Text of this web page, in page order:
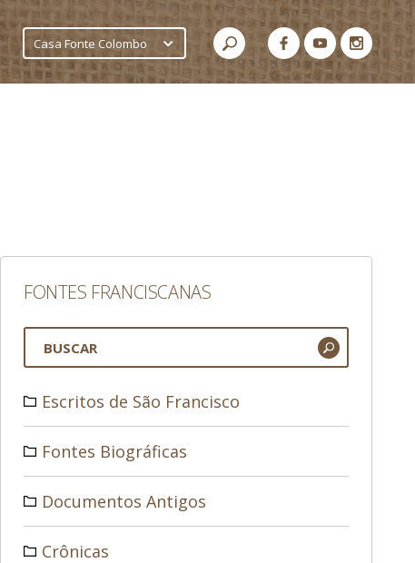
Casa Fonte Colombo
FONTES FRANCISCANAS
Escritos de São Francisco
Fontes Biográficas
Documentos Antigos
Crônicas